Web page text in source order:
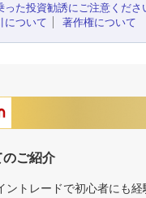
った投資勧誘にご注意くださ
について
著作権について
のご紹介
ントレードで初心者にも